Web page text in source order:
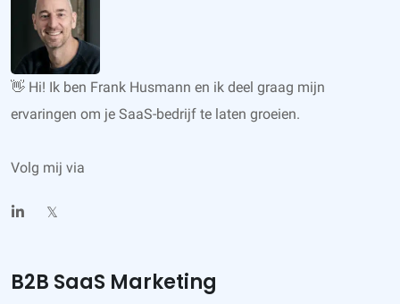
👋 Hi! Ik ben Frank Husmann en ik deel graag mijn
ervaringen om je SaaS-bedrijf te laten groeien.
Volg mij via
𝕏
B2B SaaS Marketing